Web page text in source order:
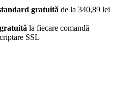
gratuită de la 340,89 lei
la fiecare comandă
SSL